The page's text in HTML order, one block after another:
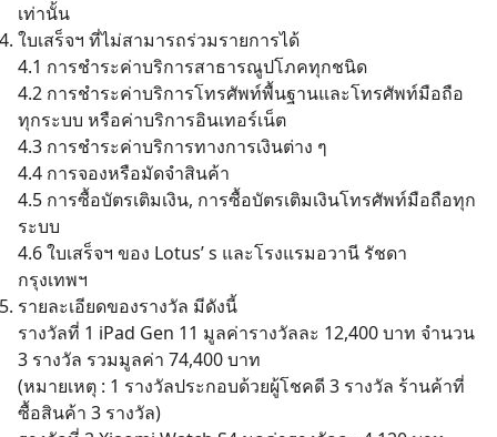
เท่านั้น
ใบเสร็จฯ ที่ไม่สามารถร่วมรายการได้
4.1 การชำระค่าบริการสาธารณูปโภคทุกชนิด
4.2 การชำระค่าบริการโทรศัพท์พื้นฐานและโทรศัพท์มือถือ
ทุกระบบ หรือค่าบริการอินเทอร์เน็ต
4.3 การชำระค่าบริการทางการเงินต่าง ๆ
4.4 การจองหรือมัดจำสินค้า
4.5 การซื้อบัตรเติมเงิน, การซื้อบัตรเติมเงินโทรศัพท์มือถือทุก
ระบบ
4.6 ใบเสร็จฯ ของ Lotus’ s และโรงแรมอวานี รัชดา
กรุงเทพฯ
รายละเอียดของรางวัล มีดังนี้
รางวัลที่ 1 iPad Gen 11 มูลค่ารางวัลละ 12,400 บาท จำนวน
3 รางวัล รวมมูลค่า 74,400 บาท
(หมายเหตุ : 1 รางวัลประกอบด้วยผู้โชคดี 3 รางวัล ร้านค้าที่
ซื้อสินค้า 3 รางวัล)